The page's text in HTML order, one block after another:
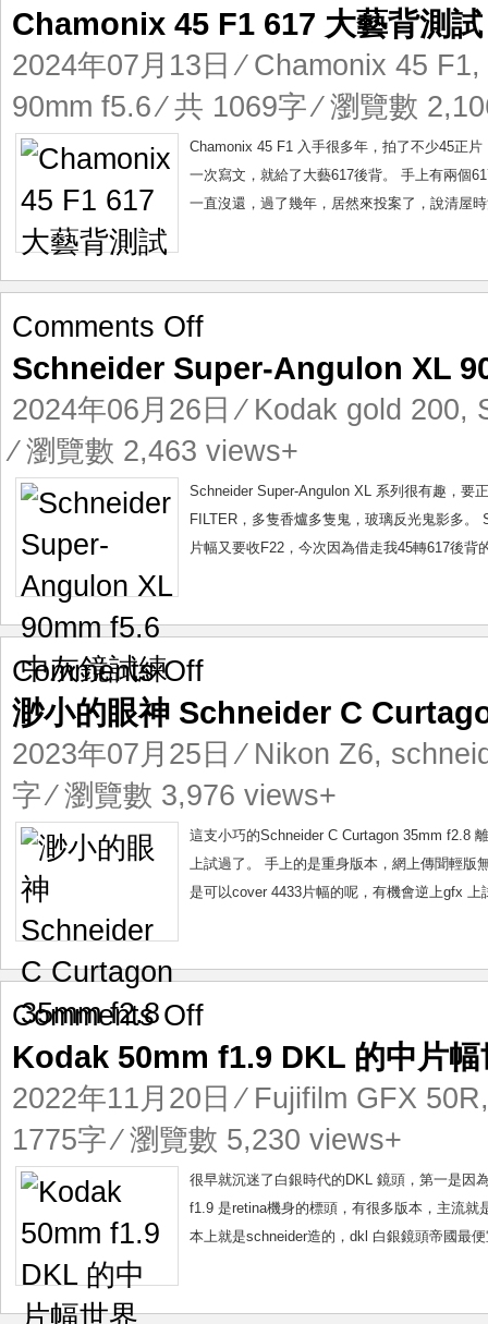
45
617
藝
背
測
Chamonix 45 F1 617 大藝背測試
2024年07月13日 ⁄ Chamonix 45 F1,
90mm f5.6⁄ 共 1069字 ⁄ 瀏覽數
Chamonix 45 F1 入手很多年，拍了不少45正
一次寫文，就給了大藝617後背。 手上有兩個
一直沒還，過了幾年，居然來投案了，說清屋
Comments Offon
Super-
Angulon
XL
90mm
f5.6
中
試
Schneider Super-Angulon XL
2024年06月26日 ⁄ Kodak gold 200,
⁄ 瀏覽數 2,463 views+
Schneider Super-Angulon XL 系列很有趣，要
FILTER，多隻香爐多隻鬼，玻璃反光鬼影多
片幅又要收F22，今次因為借走我45轉617後
Comments Offon
小
眼
神
Schneider
C
Curtagon
f2.8
渺小的眼神 Schneider C
2023年07月25日 ⁄ Nikon Z6,
字 ⁄ 瀏覽數 3,976 views+
這支小巧的Schneider C Curtagon 35mm f2.8
上試過了。 手上的是重身版本，網上傳聞輕版
是可以cover 4433片幅的呢，有機會逆上gfx
Comments Offon
50mm
DKL
的
中
片
界
Kodak 50mm f1.9 DKL 的中片幅
2022年11月20日 ⁄ Fujifilm GFX 50R
1775字 ⁄ 瀏覽數 5,230 views+
很早就沉迷了白銀時代的DKL 鏡頭，第一是因
f1.9 是retina機身的標頭，有很多版本，主流
本上就是schneider造的，dkl 白銀鏡頭帝國最